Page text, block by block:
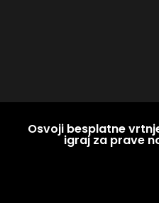
Osvoji besplatne
igraj za prave